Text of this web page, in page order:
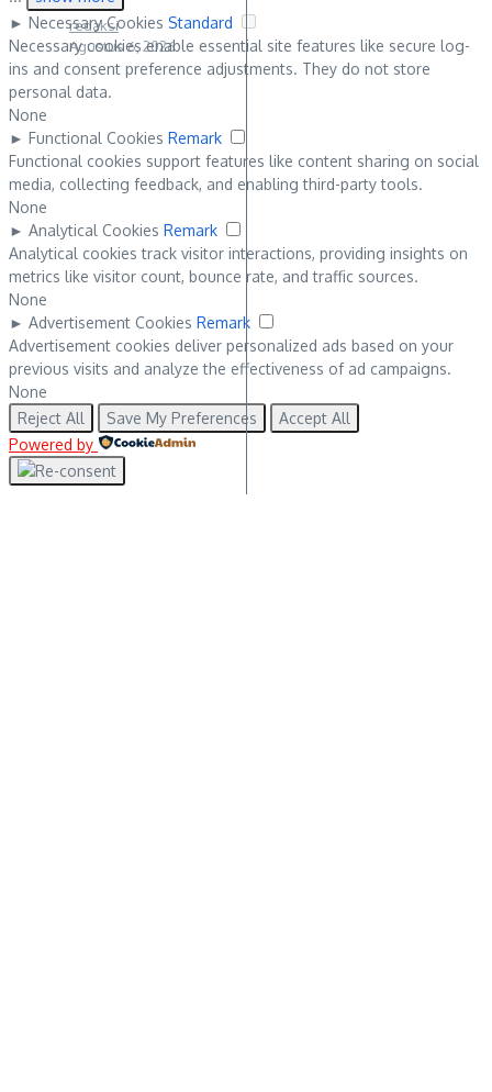
redaksi
Agustus 6, 2026
► Necessary Cookies Standard
Necessary cookies enable essential site features like secure log-
ins and consent preference adjustments. They do not store
personal data.
None
► Functional Cookies Remark
Functional cookies support features like content sharing on social
media, collecting feedback, and enabling third-party tools.
None
► Analytical Cookies Remark
Analytical cookies track visitor interactions, providing insights on
metrics like visitor count, bounce rate, and traffic sources.
None
► Advertisement Cookies Remark
Advertisement cookies deliver personalized ads based on your
previous visits and analyze the effectiveness of ad campaigns.
None
Reject All
Save My Preferences
Accept All
Powered by